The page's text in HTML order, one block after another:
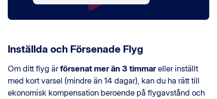
Inställda och Försenade Flyg
Om ditt flyg ärförsenat mer än 3 timmareller inställt
med kort varsel (mindre än 14 dagar), kan du ha rätt till
ekonomisk kompensation beroende på flygavstånd och